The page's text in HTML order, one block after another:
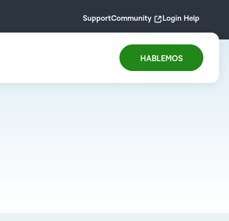
SupportCommunity Login Help
HABLEMOS